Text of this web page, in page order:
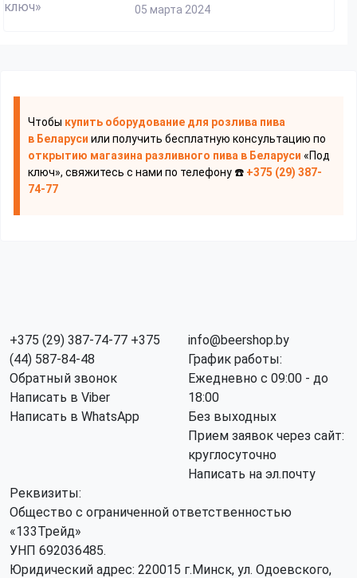
05 марта 2024
Чтобы купить оборудование для розлива пива
в Беларуси или получить бесплатную консультацию по
открытию магазина разливного пива в Беларуси «Под
ключ», свяжитесь с нами по телефону ☎️ +375 (29) 387-
74-77
+375 (29) 387-74-77 +375
(44) 587-84-48
Обратный звонок
Написать в Viber
Написать в WhatsApp
info@beershop.by
График работы:
Ежедневно с 09:00 - до
18:00
Без выходных
Прием заявок через сайт:
круглосуточно
Написать на эл.почту
Реквизиты:
Общество с ограниченной ответственностью
«133Трейд»
УНП 692036485​.
Юридический адрес: 220015 г.Минск, ул. Одоевского,